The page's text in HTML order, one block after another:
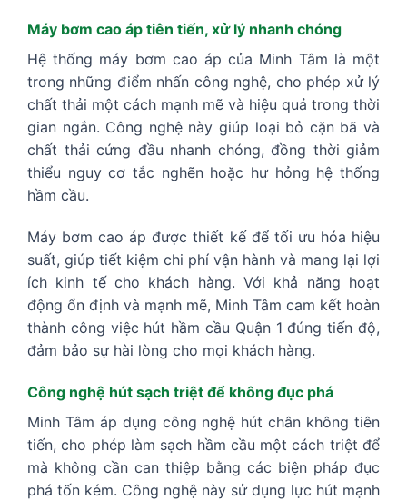
Máy bơm cao áp tiên tiến, xử lý nhanh chóng
Hệ thống máy bơm cao áp của Minh Tâm là một
trong những điểm nhấn công nghệ, cho phép xử lý
chất thải một cách mạnh mẽ và hiệu quả trong thời
gian ngắn. Công nghệ này giúp loại bỏ cặn bã và
chất thải cứng đầu nhanh chóng, đồng thời giảm
thiểu nguy cơ tắc nghẽn hoặc hư hỏng hệ thống
hầm cầu.
Máy bơm cao áp được thiết kế để tối ưu hóa hiệu
suất, giúp tiết kiệm chi phí vận hành và mang lại lợi
ích kinh tế cho khách hàng. Với khả năng hoạt
động ổn định và mạnh mẽ, Minh Tâm cam kết hoàn
thành công việc hút hầm cầu Quận 1 đúng tiến độ,
đảm bảo sự hài lòng cho mọi khách hàng.
Công nghệ hút sạch triệt để không đục phá
Minh Tâm áp dụng công nghệ hút chân không tiên
tiến, cho phép làm sạch hầm cầu một cách triệt để
mà không cần can thiệp bằng các biện pháp đục
phá tốn kém. Công nghệ này sử dụng lực hút mạnh